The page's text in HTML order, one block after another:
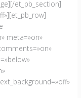
et_pb_section]
meta=»on»